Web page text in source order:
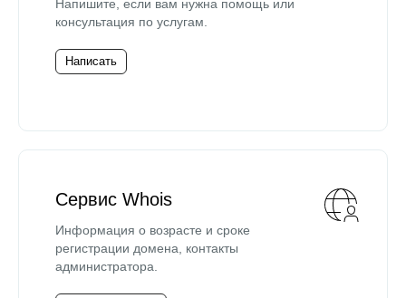
Напишите, если вам нужна помощь или
консультация по услугам.
Написать
Сервис Whois
Информация о возрасте и сроке
регистрации домена, контакты
администратора.